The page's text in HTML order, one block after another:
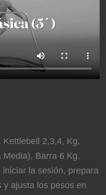
Kettlebell 2,3,4, Kg,
Barra 6 Kg.
iniciar la sesión, prepara
y ajusta los pesos en